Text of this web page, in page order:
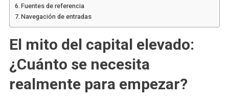
Fuentes de referencia
Navegación de entradas
El mito del capital elevado:
¿Cuánto se necesita
realmente para empezar?